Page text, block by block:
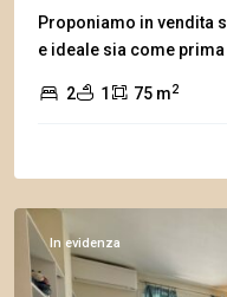
Proponiamo in vendita
e ideale sia come prima
2 1 75 m2
Taggia
In evidenza